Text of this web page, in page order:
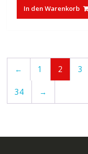
In den Warenkorb
← 1 2 3
34 →